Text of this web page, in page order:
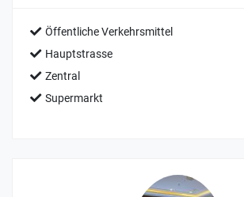
Öffentliche Verkehrsmittel
Hauptstrasse
Zentral
Supermarkt